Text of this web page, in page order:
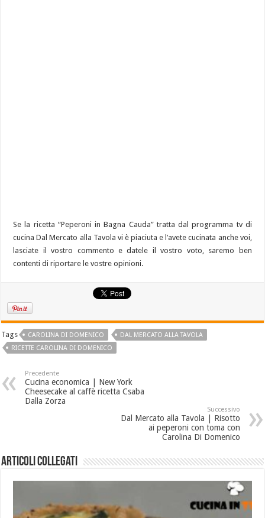
Se la ricetta “Peperoni in Bagna Cauda” tratta dal programma tv di
cucina Dal Mercato alla Tavola vi è piaciuta e l’avete cucinata anche voi,
lasciate il vostro commento e datele il vostro voto, saremo ben
contenti di riportare le vostre opinioni.
Tags CAROLINA DI DOMENICO
DAL MERCATO ALLA TAVOLA
RICETTE CAROLINA DI DOMENICO
Precedente
Cucina economica | New York
Cheesecake al caffè ricetta Csaba
Dalla Zorza
Successivo
Dal Mercato alla Tavola | Risotto
ai peperoni con toma con
Carolina Di Domenico
Articoli collegati